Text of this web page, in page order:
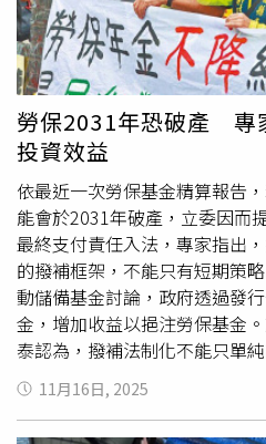
（不是入籍），居留6個月以
納入健保。那差別在什麼地方
果是中配取得了我們的國籍，
以依親的方式來台設籍，6個月
是，對於其他國籍的這個外配
定，他只能來台探親，沒有辦
我們健保的資格，這個是兩者
是在這個地方。對於李彥秀的
教，其實他是事務官上來，長
業去做各項評估。修法說實在
提到健保，我們比較了中國大
公平，如果要一致，那大家都
勞保2031年恐破產 專
投資效益
依最近一次勞保基金精算報告
能會於2031年破產，立委因而
最終支付責任入法，專家指出
的撥補框架，不能只有短期策
動儲備基金討論，政府透過發
金，增加收益以挹注勞保基金
泰認為，撥補法制化不能只單
朝野共同擘畫出撥補框架，如
10餘兆精算負債全數撥補完畢
只有撥補，也要討論提高的勞
11月16日, 2025